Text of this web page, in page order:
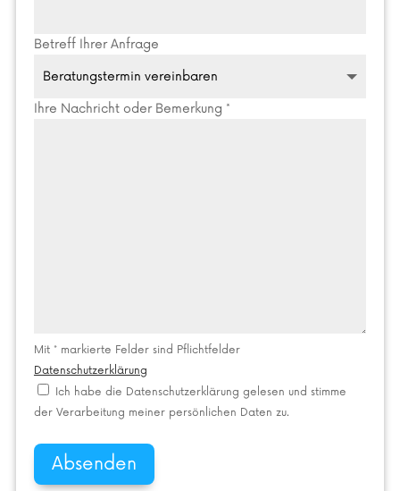
Betreff Ihrer Anfrage
Ihre Nachricht oder Bemerkung *
Mit * markierte Felder sind Pflichtfelder
Datenschutzerklärung
Ich habe die Datenschutzerklärung gelesen und stimme
der Verarbeitung meiner persönlichen Daten zu.
Absenden